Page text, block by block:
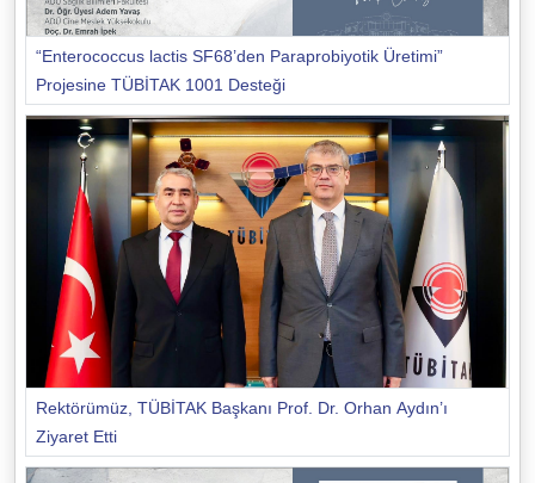
“Enterococcus lactis SF68’den Paraprobiyotik Üretimi”
Projesine TÜBİTAK 1001 Desteği
Rektörümüz, TÜBİTAK Başkanı Prof. Dr. Orhan Aydın’ı
Ziyaret Etti